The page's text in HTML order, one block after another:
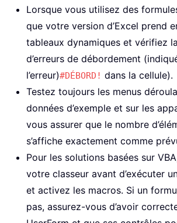
Lorsque vous utilisez des
que votre version d’Excel prend
tableaux dynamiques et vérifiez
d’erreurs de débordement
l’erreur)#DÉBORD! dans la cellule).
Testez toujours les menus
données d’exemple et sur les
vous assurer que le nombre
s’affiche exactement comme
Pour les solutions basées sur
votre classeur avant d’exécuter
et activez les macros. Si un
pas, assurez-vous d’avoir